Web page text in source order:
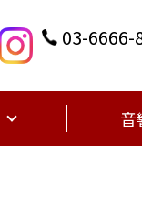
03-6666-
音